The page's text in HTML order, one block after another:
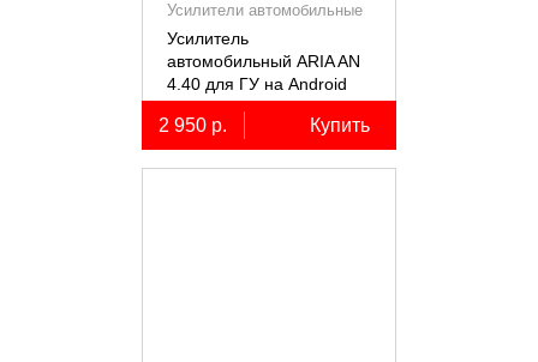
Усилители автомобильные
Усилитель
автомобильный ARIA AN
4.40 для ГУ на Android
2 950 р. Купить